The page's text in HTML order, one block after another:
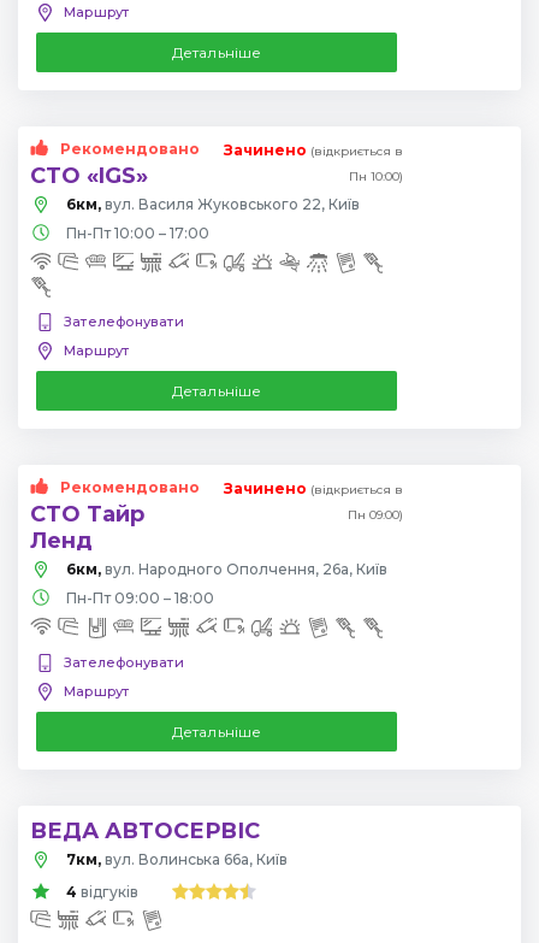
Маршрут
Детальніше
Рекомендовано
СТО «IGS»
Зачинено (відкриється в
Пн 10:00)
6км, вул. Василя Жуковського 22, Київ
Пн-Пт 10:00 – 17:00
Зателефонувати
Маршрут
Детальніше
Рекомендовано
СТО Тайр
Ленд
Зачинено (відкриється в
Пн 09:00)
6км, вул. Народного Ополчення, 26а, Київ
Пн-Пт 09:00 – 18:00
Зателефонувати
Маршрут
Детальніше
ВЕДА АВТОСЕРВІС
7км, вул. Волинська 66а, Київ
4 відгуків